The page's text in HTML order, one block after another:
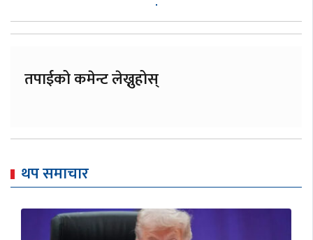
तपाईको कमेन्ट लेख्नुहोस्
थप समाचार